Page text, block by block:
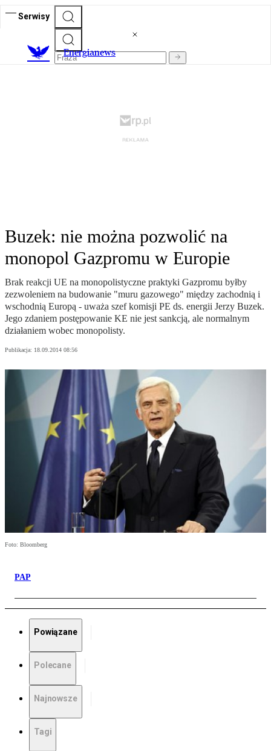
Serwisy
Energianews
Buzek: nie można pozwolić na
monopol Gazpromu w Europie
Brak reakcji UE na monopolistyczne praktyki Gazpromu byłby
zezwoleniem na budowanie "muru gazowego" między zachodnią i
wschodnią Europą - uważa szef komisji PE ds. energii Jerzy Buzek.
Jego zdaniem postępowanie KE nie jest sankcją, ale normalnym
działaniem wobec monopolisty.
Publikacja: 18.09.2014 08:56
Foto: Bloomberg
PAP
Powiązane
Polecane
Najnowsze
Tagi